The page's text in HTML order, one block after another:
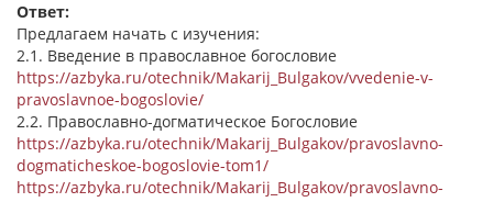
Ответ:
Предлагаем начать с изучения:
2.1. Введение в православное богословие
https://azbyka.ru/otechnik/Makarij_Bulgakov/vvedenie-v-
pravoslavnoe-bogoslovie/
2.2. Православно-догматическое Богословие
https://azbyka.ru/otechnik/Makarij_Bulgakov/pravoslavno-
dogmaticheskoe-bogoslovie-tom1/
https://azbyka.ru/otechnik/Makarij_Bulgakov/pravoslavno-